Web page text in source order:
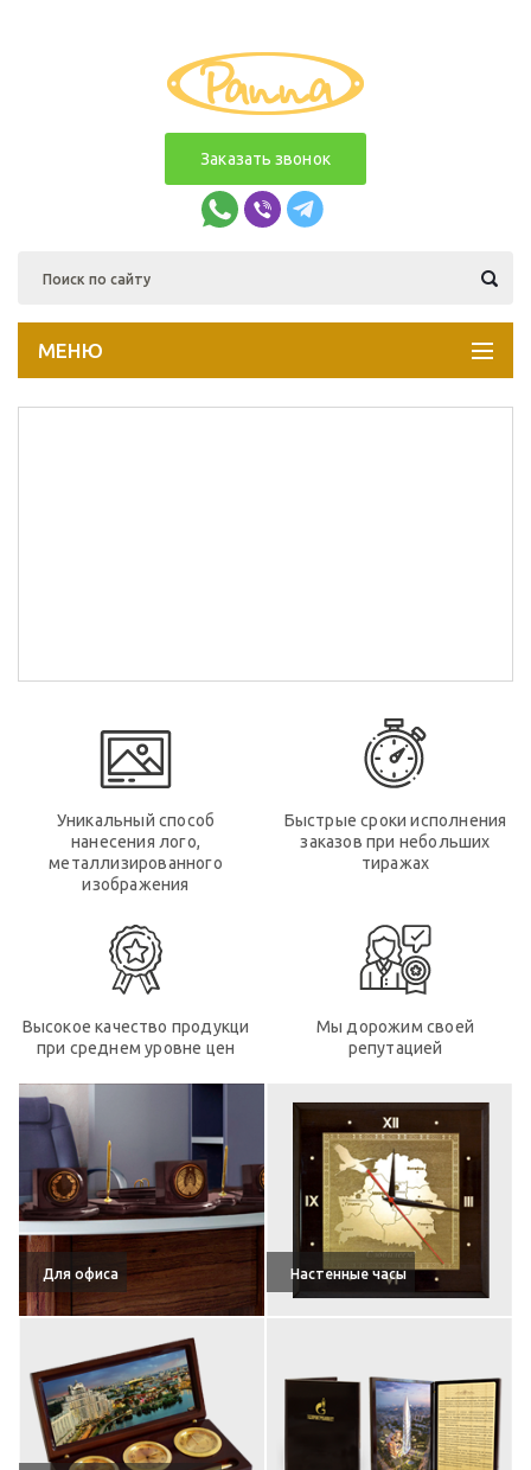
Заказать звонок
МЕНЮ
Уникальный способ
нанесения лого,
металлизированного
изображения
Быстрые сроки исполнения
заказов при небольших
тиражах
Высокое качество продукци
при среднем уровне цен
Мы дорожим своей
репутацией
Для офиса Настенные часы